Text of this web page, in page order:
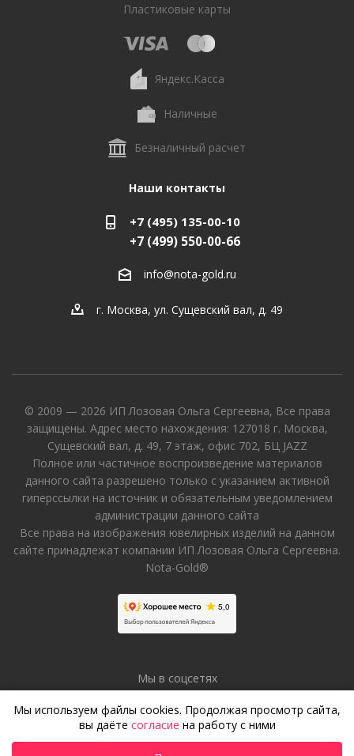
Пластиковые карты
Яндекс.Касса
Наличные
Безналичный расчет
Наши контакты
+7 (495) 135-00-10
+7 (499) 550-00-66
info@nota-gold.ru
г. Москва, ул. Сущевский вал, д. 49
© 2009 — 2026 ИП Лозовая Ольга Сергеевна, Все права
защищены. Адрес место нахождения: 127018 г. Москва,
Сущевский вал, д. 49, 7 этаж, офис 702, БЦ JAZZ
Полное или частичное воспроизведение материалов
данного сайта разрешено только с указанием активной
гиперссылки на источник и обязательным уведомлением
администрации данного сайта
Все права на изображения ювелирных изделий на данном
сайте принадлежат компании ИП Лозовая Ольга Сергеевна.
Nota-Gold®
Мы в соцсетях
Мы используем файлы cookies. Продолжая просмотр сайта,
вы даёте согласие на работу с ними